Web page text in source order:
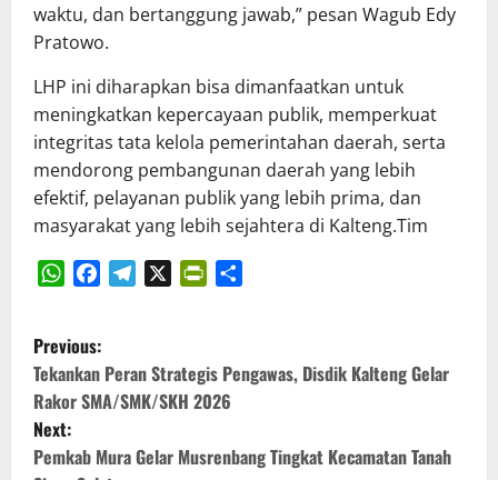
waktu, dan bertanggung jawab,” pesan Wagub Edy
Pratowo.
LHP ini diharapkan bisa dimanfaatkan untuk
meningkatkan kepercayaan publik, memperkuat
integritas tata kelola pemerintahan daerah, serta
mendorong pembangunan daerah yang lebih
efektif, pelayanan publik yang lebih prima, dan
masyarakat yang lebih sejahtera di Kalteng.Tim
P
o
s
Previous:
Tekankan Peran Strategis Pengawas, Disdik Kalteng Gelar
Rakor SMA/SMK/SKH 2026
Next:
Pemkab Mura Gelar Musrenbang Tingkat Kecamatan Tanah